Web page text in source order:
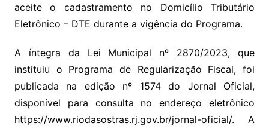
aceite o cadastramento no Domicílio Tributário
Eletrônico – DTE durante a vigência do Programa.
A íntegra da Lei Municipal nº 2870/2023, que
instituiu o Programa de Regularização Fiscal, foi
publicada na edição nº 1574 do Jornal Oficial,
disponível para consulta no endereço eletrônico
https://www.riodasostras.rj.gov.br/jornal-oficial/. A